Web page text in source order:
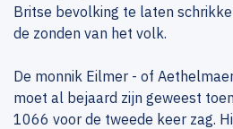
Britse bevolking te laten
de zonden van het volk.
De monnik Eilmer - of
moet al bejaard zijn geweest
1066 voor de tweede keer zag.